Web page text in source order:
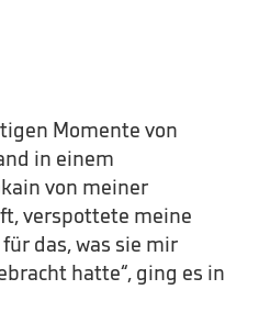
Momente von
in einem
von meiner
verspottete meine
das, was sie mir
hatte“, ging es in